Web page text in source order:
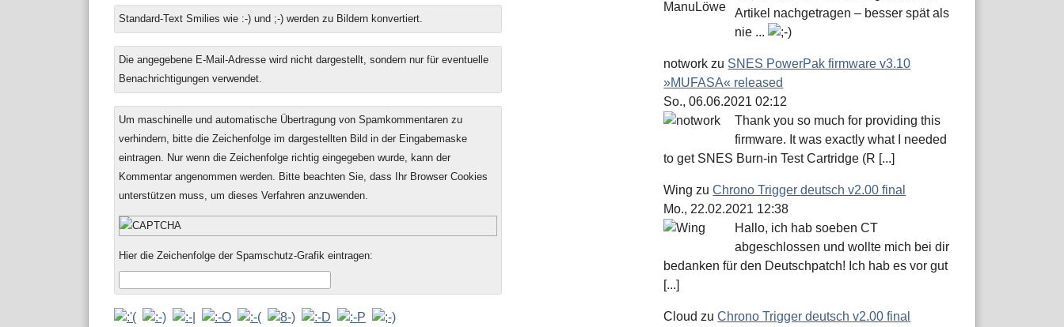
Standard-Text Smilies wie :-) und ;-) werden zu Bildern konvertiert.
Die angegebene E-Mail-Adresse wird nicht dargestellt, sondern nur für eventuelle
Benachrichtigungen verwendet.
Um maschinelle und automatische Übertragung von Spamkommentaren zu
verhindern, bitte die Zeichenfolge im dargestellten Bild in der Eingabemaske
eintragen. Nur wenn die Zeichenfolge richtig eingegeben wurde, kann der
Kommentar angenommen werden. Bitte beachten Sie, dass Ihr Browser Cookies
unterstützen muss, um dieses Verfahren anzuwenden.
Hier die Zeichenfolge der Spamschutz-Grafik eintragen:
Artikel nachgetragen – besser spät als
nie ...
notwork zu SNES PowerPak firmware v3.10
»MUFASA« released
So., 06.06.2021 02:12
Thank you so much for providing this
firmware. It was exactly what I needed
to get SNES Burn-in Test Cartridge (R [...]
Wing zuChrono Trigger deutsch v2.00 final
Mo., 22.02.2021 12:38
Hallo, ich hab soeben CT
abgeschlossen und wollte mich bei dir
bedanken für den Deutschpatch! Ich hab es vor gut
[...]
Cloud zuChrono Trigger deutsch v2.00 final